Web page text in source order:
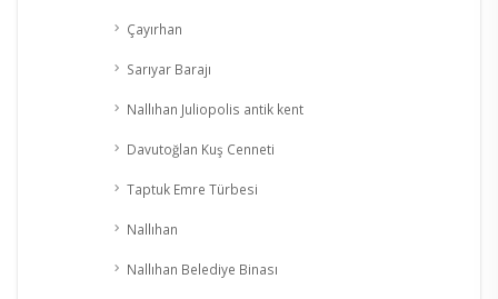
Çayırhan
Sarıyar Barajı
Nallıhan Juliopolis antik kent
Davutoğlan Kuş Cenneti
Taptuk Emre Türbesi
Nallıhan
Nallıhan Belediye Binası